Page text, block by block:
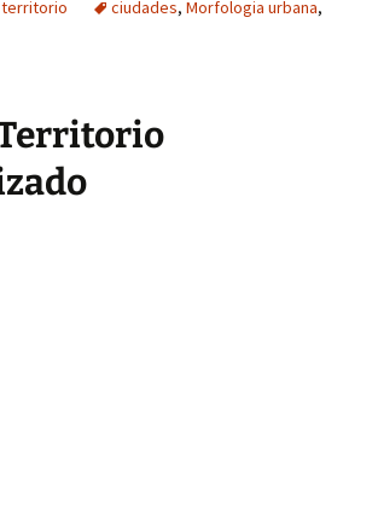
territorio ciudades, Morfologia urbana,